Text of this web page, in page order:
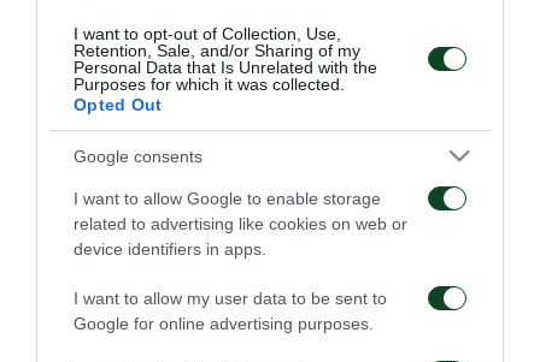
I want to opt-out of Collection, Use,
Retention, Sale, and/or Sharing of my
Personal Data that Is Unrelated with the
Purposes for which it was collected.
Opted Out
Google consents
I want to allow Google to enable storage
related to advertising like cookies on web or
device identifiers in apps.
I want to allow my user data to be sent to
Google for online advertising purposes.
ΑΓΩΝΙΣΤΙΚΑ
τον Γκαρσία
Για την πρόκριση στη
Σόφια